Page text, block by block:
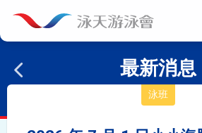
最新消息
泳班